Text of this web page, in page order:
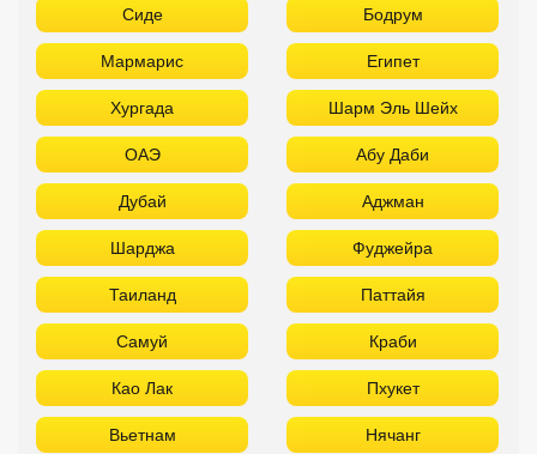
Сиде Бодрум
Мармарис Египет
Хургада Шарм Эль Шейх
ОАЭ Абу Даби
Дубай Аджман
Шарджа Фуджейра
Таиланд Паттайя
Самуй Краби
Као Лак Пхукет
Вьетнам Нячанг